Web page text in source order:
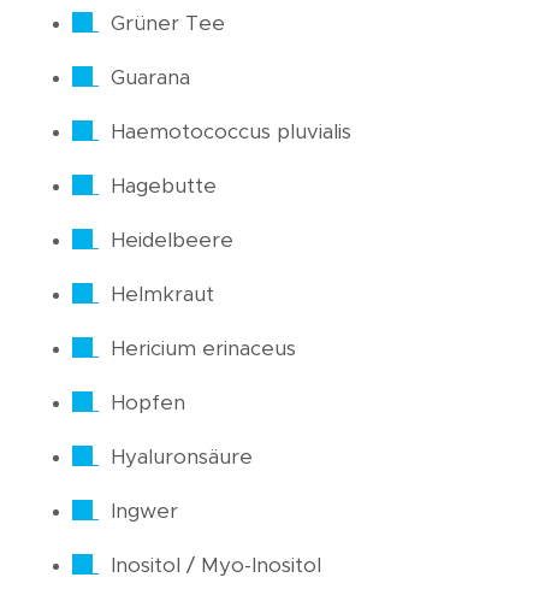
Grüner Tee
Guarana
Haemotococcus pluvialis
Hagebutte
Heidelbeere
Helmkraut
Hericium erinaceus
Hopfen
Hyaluronsäure
Ingwer
Inositol / Myo-Inositol